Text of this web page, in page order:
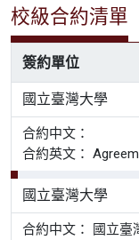
校級合約清單
簽約單位
國立臺灣大學
合約中文：
合約英文：
國立臺灣大學
合約中文： 國立臺